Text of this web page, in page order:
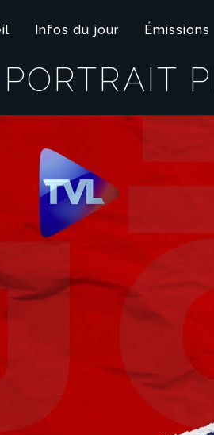
des cookies
Infos du jour Émissions